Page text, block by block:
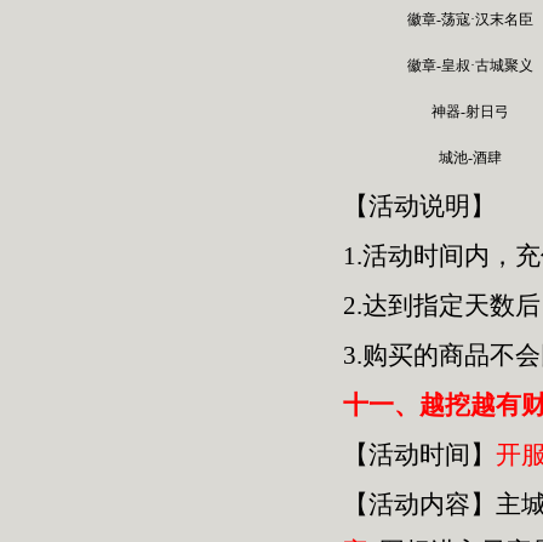
徽章-荡寇·汉末名臣
徽章-皇叔·古城聚义
神器-射日弓
城池-酒肆
【活动说明】
1.活动时间内，
2.达到指定天数
3.购买的商品不
十一、越挖越有
【活动时间】 开
【活动内容】主